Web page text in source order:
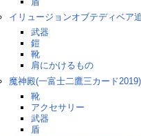
イリュージョンオブテディベア
武器
鎧
靴
肩にかけるもの
魔神殿(一富士二鷹三カード2019)
靴
アクセサリー
武器
盾